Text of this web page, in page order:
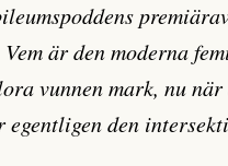
är den moderna
vunnen mark, nu
egentligen den